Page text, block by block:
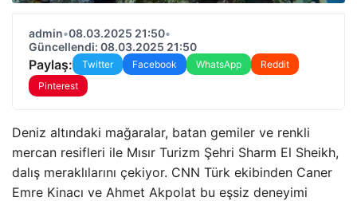
admin•08.03.2025 21:50•
Güncellendi: 08.03.2025 21:50
Paylaş: Twitter Facebook WhatsApp
Reddit
Pinterest
Deniz altındaki mağaralar, batan gemiler ve renkli
mercan resifleri ile Mısır Turizm Şehri Sharm El Sheikh,
dalış meraklılarını çekiyor. CNN Türk ekibinden Caner
Emre Kinacı ve Ahmet Akpolat bu eşsiz deneyimi